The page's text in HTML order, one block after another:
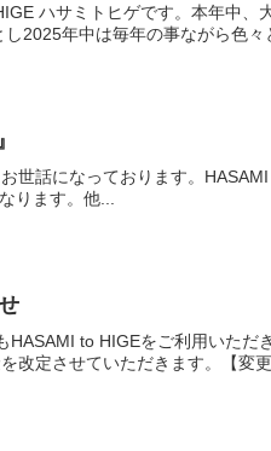
ハサミトヒゲです。本年中
2025年中は毎年の事ながら色々
お世話になっております。
ります。他...
HASAMI to HIGEをご利用いた
改定させていただきます。【変